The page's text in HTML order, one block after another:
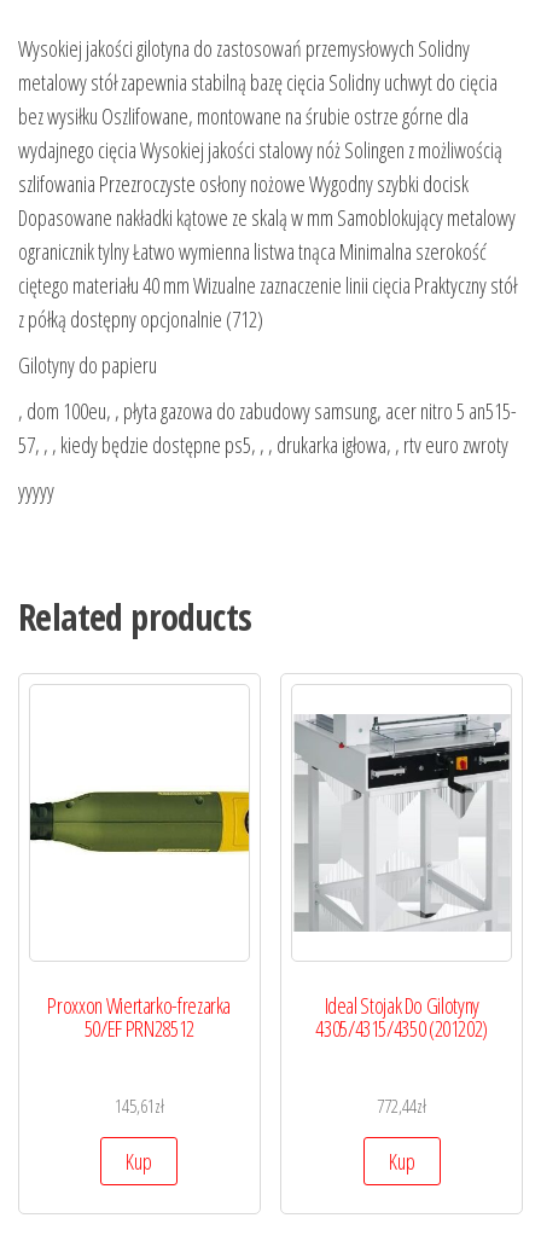
Wysokiej jakości gilotyna do zastosowań przemysłowych Solidny
metalowy stół zapewnia stabilną bazę cięcia Solidny uchwyt do cięcia
bez wysiłku Oszlifowane, montowane na śrubie ostrze górne dla
wydajnego cięcia Wysokiej jakości stalowy nóż Solingen z możliwością
szlifowania Przezroczyste osłony nożowe Wygodny szybki docisk
Dopasowane nakładki kątowe ze skalą w mm Samoblokujący metalowy
ogranicznik tylny Łatwo wymienna listwa tnąca Minimalna szerokość
ciętego materiału 40 mm Wizualne zaznaczenie linii cięcia Praktyczny stół
z półką dostępny opcjonalnie (712)
Gilotyny do papieru
, dom 100eu, , płyta gazowa do zabudowy samsung, acer nitro 5 an515-
57, , , kiedy będzie dostępne ps5, , , drukarka igłowa, , rtv euro zwroty
yyyyy
Related products
Proxxon Wiertarko-frezarka
50/EF PRN28512
145,61zł
Kup
Ideal Stojak Do Gilotyny
4305/4315/4350 (201202)
772,44zł
Kup